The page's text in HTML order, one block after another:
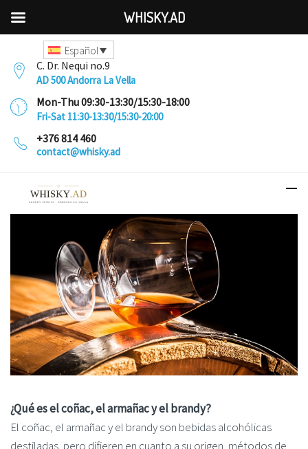
Español
C. Dr. Nequi no.9
AD 500 Andorra La Vella
Mon-Thu 09:30-13:30/15:30-18:00
Fri-Sat 11:30-13:30/15:30-20:00
+376 814 460
contact@whisky.ad
¿Qué es el coñac, el armañac y el brandy?
El coñac, el armañac y el brandy son bebidas alcohólicas
destiladas, pero difieren en cuanto a su origen, métodos de
WHISKY.AD